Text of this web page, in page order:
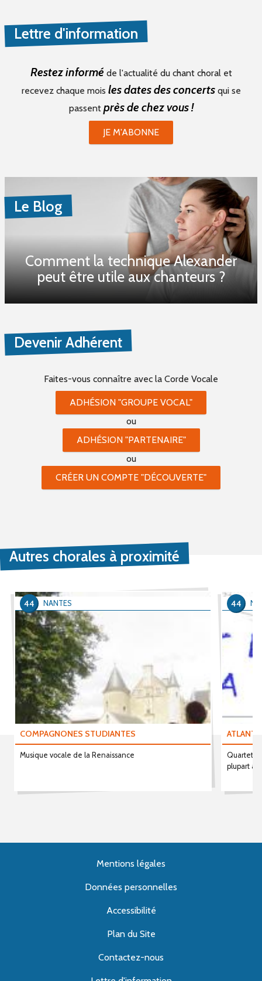
Lettre d'information
Restez informé de l'actualité du chant choral et
recevez chaque mois les dates des concertsqui se
passent près de chez vous !
JE M'ABONNE
Le Blog
Comment la technique Alexander
peut être utile aux chanteurs ?
Devenir Adhérent
Faites-vous connaître avec la Corde Vocale
ADHÉSION "GROUPE VOCAL"
ou
ADHÉSION "PARTENAIRE"
ou
CRÉER UN COMPTE "DÉCOUVERTE"
Autres chorales à proximité
COMPAGNONES STUDIANTES
Musique vocale de la Renaissance
NANTES
44
Quartette
plupart
44
Mentions légales
Données personnelles
Accessibilité
Plan du Site
Contactez-nous